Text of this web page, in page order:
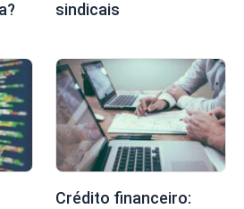
sindicais
Crédito financeiro: